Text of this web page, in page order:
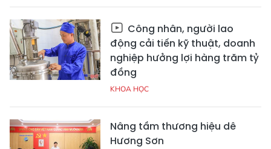
Công nhân, người lao
động cải tiến kỹ thuật, doanh
nghiệp hưởng lợi hàng trăm tỷ
đồng
KHOA HỌC
Nâng tầm thương hiệu dê
Hương Sơn